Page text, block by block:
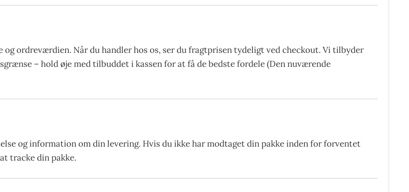
ordreværdien. Når du handler hos os, ser du fragtprisen tydeligt ved checkout. Vi tilbyder
– hold øje med tilbuddet i kassen for at få de bedste fordele (Den nuværende
og information om din levering. Hvis du ikke har modtaget din pakke inden for forventet
tracke din pakke.